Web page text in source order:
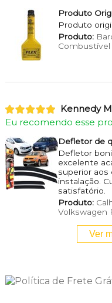
Produto
Produto
Produto:
Kennedy
Eu recomendo esse
Defletor de
Defletor
excelente
superior aos
instalação.
satisfatório.
Produto:
Volkswagen
Ver